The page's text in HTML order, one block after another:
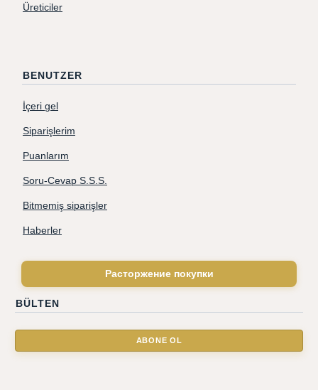
Üreticiler
BENUTZER
İçeri gel
Siparişlerim
Puanlarım
Soru-Cevap S.S.S.
Bitmemiş siparişler
Haberler
Расторжение покупки
BÜLTEN